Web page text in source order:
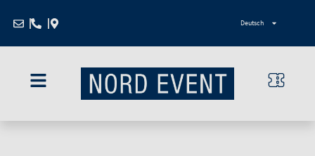
Inhalt
Deutsch